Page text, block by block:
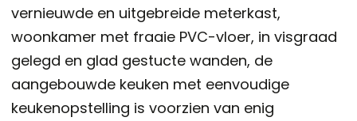
vernieuwde en uitgebreide meterkast,
woonkamer met fraaie PVC-vloer, in visgraad
gelegd en glad gestucte wanden, de
aangebouwde keuken met eenvoudige
keukenopstelling is voorzien van enig